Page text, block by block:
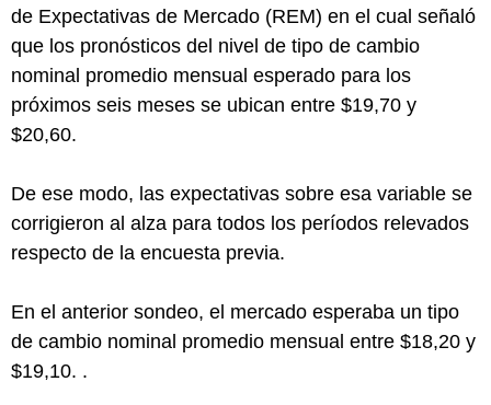
de Expectativas de Mercado (REM) en el cual señaló
que los pronósticos del nivel de tipo de cambio
nominal promedio mensual esperado para los
próximos seis meses se ubican entre $19,70 y
$20,60.
De ese modo, las expectativas sobre esa variable se
corrigieron al alza para todos los períodos relevados
respecto de la encuesta previa.
En el anterior sondeo, el mercado esperaba un tipo
de cambio nominal promedio mensual entre $18,20 y
$19,10. .